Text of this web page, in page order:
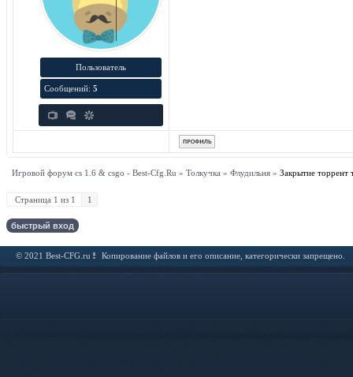
Пользователь
Сообщений: 5
Игровой форум cs 1.6 & csgo - Best-Cfg.Ru » Толкучка » Флудильня » Закрытие торрент
Страница 1 из 1 1
© 2021 Best-CFG.ru Копирование файлов и его описание, категорически запрещено.